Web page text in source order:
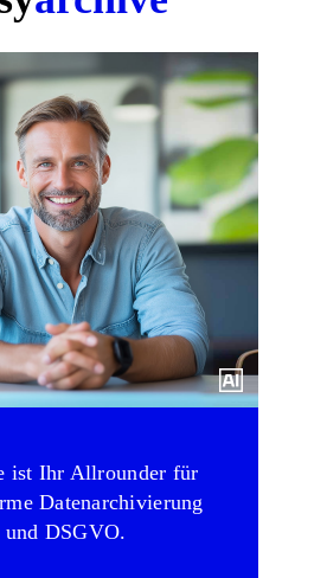
ist Ihr Allrounder für
Datenarchivierung
DSGVO.